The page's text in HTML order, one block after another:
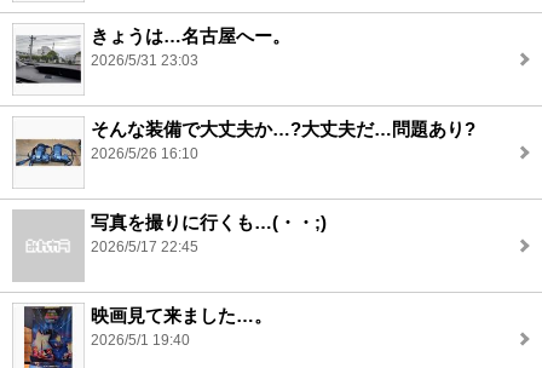
きょうは…名古屋へー。
2026/5/31 23:03
そんな装備で大丈夫か…?大丈夫だ…問題あり?
2026/5/26 16:10
写真を撮りに行くも…(・・;)
2026/5/17 22:45
映画見て来ました…。
2026/5/1 19:40